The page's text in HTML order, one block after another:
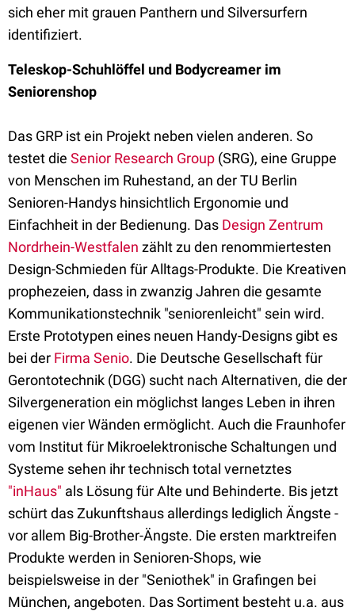
sich eher mit grauen Panthern und Silversurfern
identifiziert.
Teleskop-Schuhlöffel und Bodycreamer im
Seniorenshop
Das GRP ist ein Projekt neben vielen anderen. So
testet die Senior Research Group (SRG), eine Gruppe
von Menschen im Ruhestand, an der TU Berlin
Senioren-Handys hinsichtlich Ergonomie und
Einfachheit in der Bedienung. Das Design Zentrum
Nordrhein-Westfalen zählt zu den renommiertesten
Design-Schmieden für Alltags-Produkte. Die Kreativen
prophezeien, dass in zwanzig Jahren die gesamte
Kommunikationstechnik "seniorenleicht" sein wird.
Erste Prototypen eines neuen Handy-Designs gibt es
bei der Firma Senio. Die Deutsche Gesellschaft für
Gerontotechnik (DGG) sucht nach Alternativen, die der
Silvergeneration ein möglichst langes Leben in ihren
eigenen vier Wänden ermöglicht. Auch die Fraunhofer
vom Institut für Mikroelektronische Schaltungen und
Systeme sehen ihr technisch total vernetztes
"inHaus" als Lösung für Alte und Behinderte. Bis jetzt
schürt das Zukunftshaus allerdings lediglich Ängste -
vor allem Big-Brother-Ängste. Die ersten marktreifen
Produkte werden in Senioren-Shops, wie
beispielsweise in der "Seniothek" in Grafingen bei
München, angeboten. Das Sortiment besteht u.a. aus